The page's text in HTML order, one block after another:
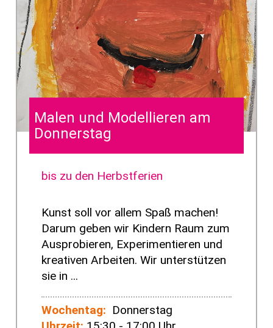
Malen und Modellieren am
Donnerstag
bis zu den Herbstferien
Kunst soll vor allem Spaß machen!
Darum geben wir Kindern Raum zum
Ausprobieren, Experimentieren und
kreativen Arbeiten. Wir unterstützen
sie in ...
Wochentag: Donnerstag